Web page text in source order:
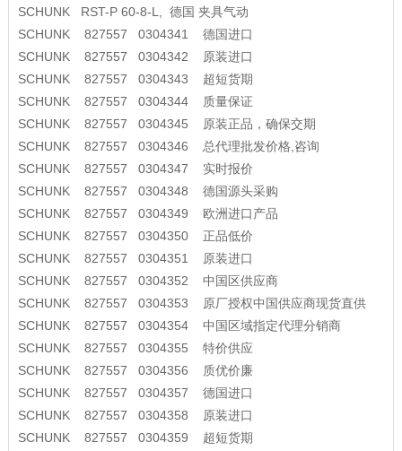
SCHUNK RST-P 60-8-L, 德国 夹具气动
SCHUNK 827557 0304341 德国进口
SCHUNK 827557 0304342 原装进口
SCHUNK 827557 0304343 超短货期
SCHUNK 827557 0304344 质量保证
SCHUNK 827557 0304345 原装正品，确保交期
SCHUNK 827557 0304346 总代理批发价格,咨询
SCHUNK 827557 0304347 实时报价
SCHUNK 827557 0304348 德国源头采购
SCHUNK 827557 0304349 欧洲进口产品
SCHUNK 827557 0304350 正品低价
SCHUNK 827557 0304351 原装进口
SCHUNK 827557 0304352 中国区供应商
SCHUNK 827557 0304353 原厂授权中国供应商现货直供
SCHUNK 827557 0304354 中国区域指定代理分销商
SCHUNK 827557 0304355 特价供应
SCHUNK 827557 0304356 质优价廉
SCHUNK 827557 0304357 德国进口
SCHUNK 827557 0304358 原装进口
SCHUNK 827557 0304359 超短货期